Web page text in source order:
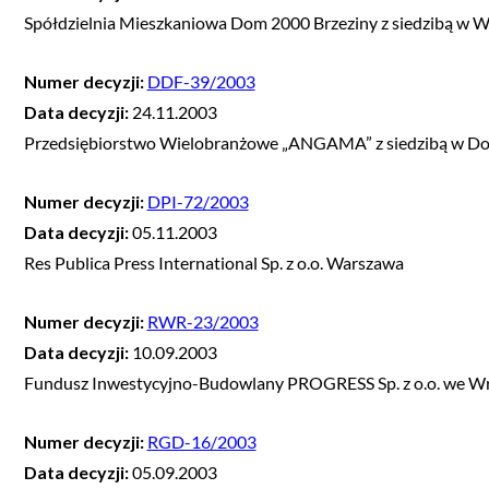
Spółdzielnia Mieszkaniowa Dom 2000 Brzeziny z siedzibą w
Numer decyzji: DDF-39/2003
Data decyzji: 24.11.2003
Przedsiębiorstwo Wielobranżowe „ANGAMA” z siedzibą w
Numer decyzji: DPI-72/2003
Data decyzji:05.11.2003
Res Publica Press International Sp. z o.o. Warszawa
Numer decyzji: RWR-23/2003
Data decyzji: 10.09.2003
Fundusz Inwestycyjno-Budowlany PROGRESS Sp. z o.o. we
Numer decyzji: RGD-16/2003
Data decyzji:05.09.2003